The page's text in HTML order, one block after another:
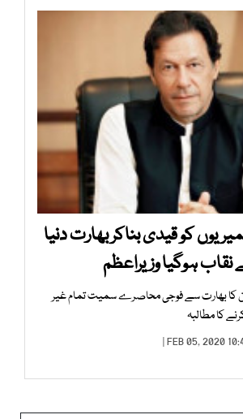
کو قیدی بناکر بھارت دنیا
ہوگیا وزیراعظم
کا بھارت سے فوجی محاصرے سمیت تمام غیر
کا مطالبہ